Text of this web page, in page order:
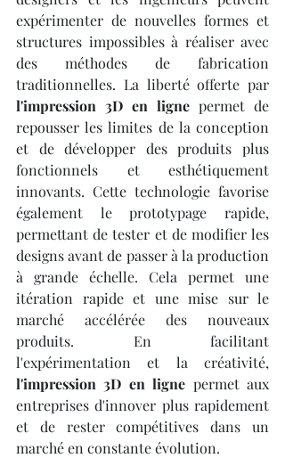
expérimenter de nouvelles formes et
structures impossibles à réaliser avec
des méthodes de fabrication
l'impression 3D en ligne permet de
repousser les limites de la conception
et de développer des produits plus
fonctionnels et esthétiquement
innovants. Cette technologie favorise
également le prototypage rapide,
permettant de tester et de modifier les
designs avant de passer à la production
à grande échelle. Cela permet une
itération rapide et une mise sur le
marché accélérée des nouveaux
produits. En facilitant
l'impression 3D en ligne permet aux
entreprises d'innover plus rapidement
et de rester compétitives dans un
marché en constante évolution.